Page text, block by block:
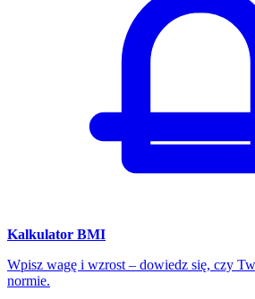
Kalkulator BMI
Wpisz wagę i wzrost – dowiedz się, czy
normie.